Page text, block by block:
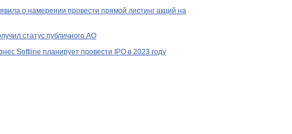
о намерении провести прямой листинг акций на
статус публичного АО
Softline планирует провести IPO в 2023 году